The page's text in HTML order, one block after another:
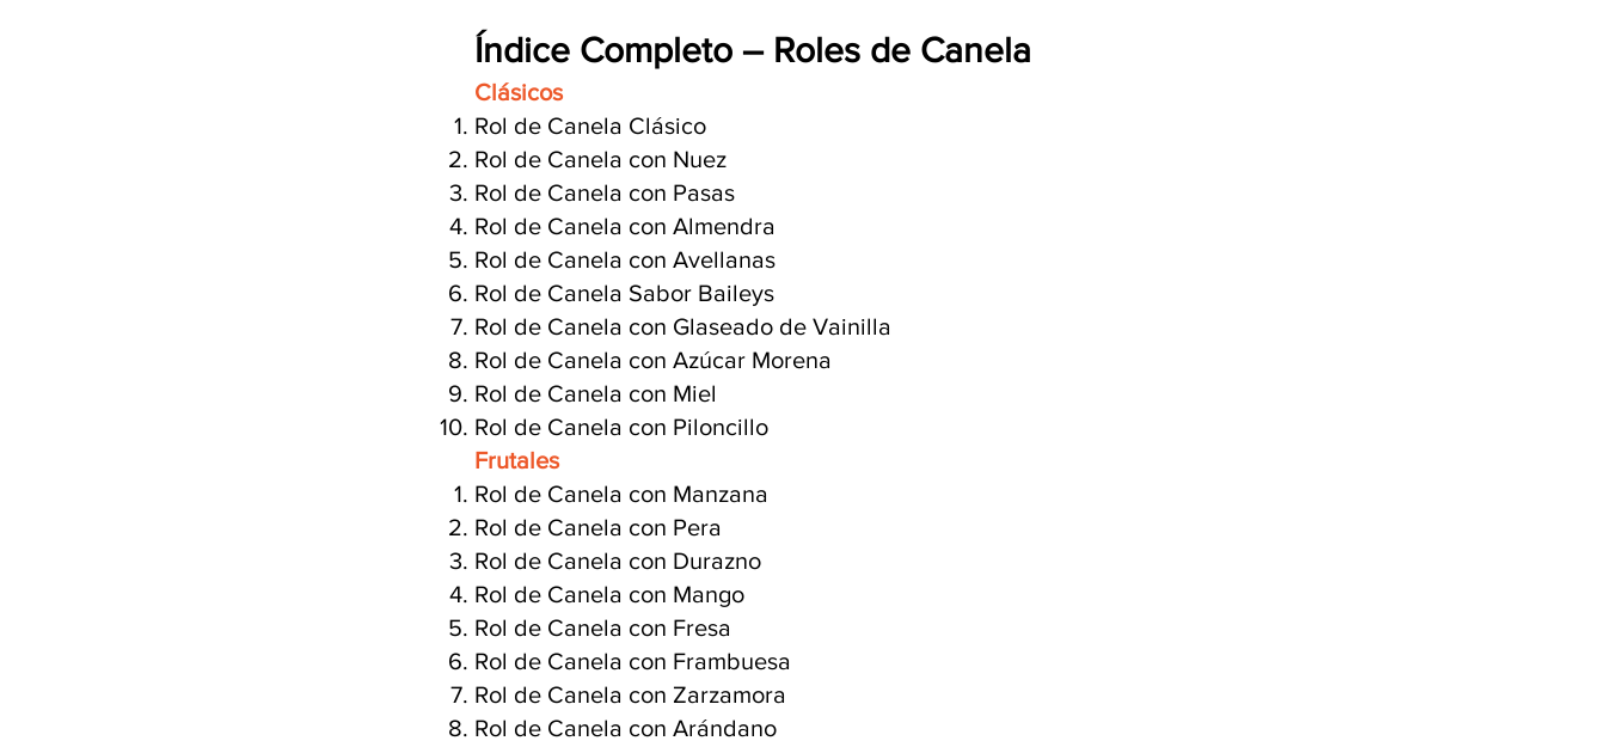
Índice Completo – Roles de Canela
Clásicos
Rol de Canela Clásico
Rol de Canela con Nuez
Rol de Canela con Pasas
Rol de Canela con Almendra
Rol de Canela con Avellanas
Rol de Canela Sabor Baileys
Rol de Canela con Glaseado de Vainilla
Rol de Canela con Azúcar Morena
Rol de Canela con Miel
Rol de Canela con Piloncillo
Frutales
Rol de Canela con Manzana
Rol de Canela con Pera
Rol de Canela con Durazno
Rol de Canela con Mango
Rol de Canela con Fresa
Rol de Canela con Frambuesa
Rol de Canela con Zarzamora
Rol de Canela con Arándano